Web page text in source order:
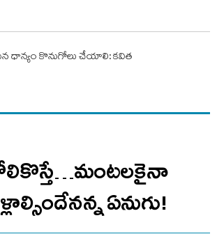
ధాన్యం కొనుగోలు చేయాలి: కవిత
ఏనుగు!